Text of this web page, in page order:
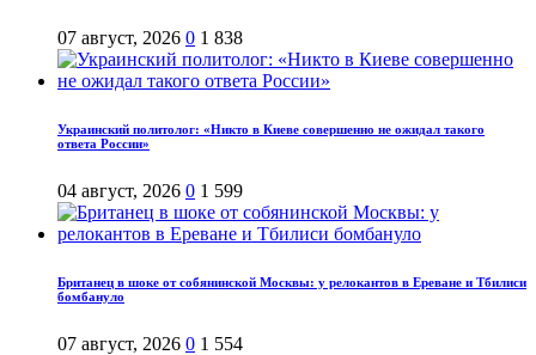
07 август, 2026 0 1 838
Украинский политолог: «Никто в Киеве совершенно не ожидал такого
ответа России»
04 август, 2026 0 1 599
Британец в шоке от собянинской Москвы: у релокантов в Ереване и Тбилиси
бомбануло
07 август, 2026 0 1 554